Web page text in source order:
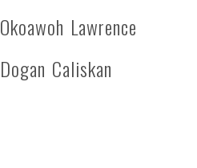
Okoawoh Lawrence
Dogan Caliskan